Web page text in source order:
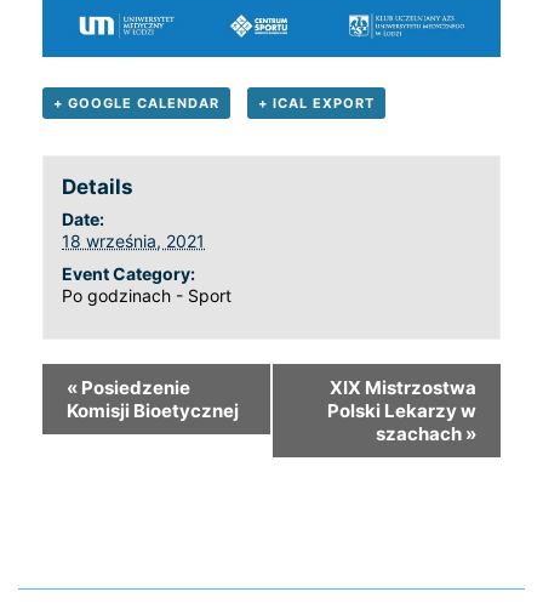
+ GOOGLE CALENDAR + ICAL EXPORT
Details
Date:
18 września, 2021
Event Category:
Po godzinach - Sport
« Posiedzenie
Komisji Bioetycznej
XIX Mistrzostwa
Polski Lekarzy w
szachach »